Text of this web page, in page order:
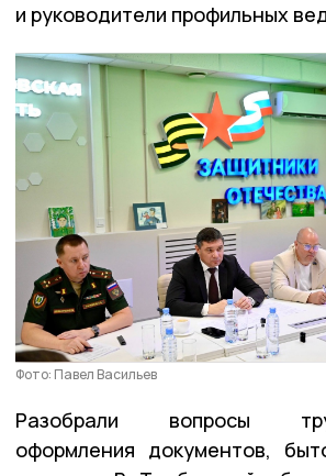
и руководители профильных
Фото: Павел Васильев
Разобрали вопросы
оформления документов,